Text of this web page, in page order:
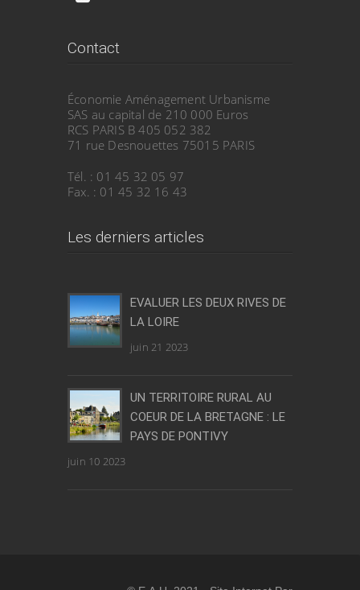
Contact
Économie Aménagement Urbanisme
SAS au capital de 210 000 Euros
RCS PARIS B 405 052 382
71 rue Desnouettes 75015 PARIS
Tél. : 01 45 32 05 97
Fax. : 01 45 32 16 43
Les derniers articles
EVALUER LES DEUX RIVES DE
LA LOIRE
juin 21 2023
UN TERRITOIRE RURAL AU
COEUR DE LA BRETAGNE : LE
PAYS DE PONTIVY
juin 10 2023